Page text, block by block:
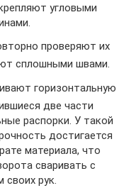
угловыми
проверяют их
сплошными швами.
горизонтальную
две части
распорки. У такой
достигается
материала, что
сваривать с
рук.